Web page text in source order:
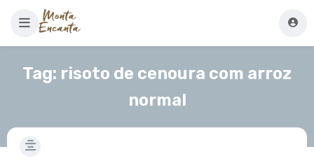
Tag: risoto de cenoura com arroz
normal